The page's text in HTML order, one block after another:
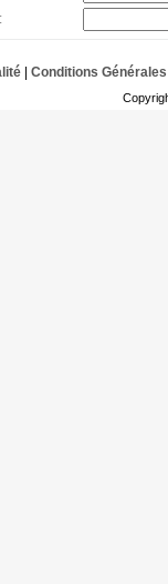
| Conditions Générales